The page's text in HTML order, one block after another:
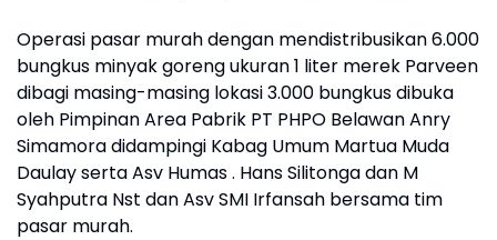
Operasi pasar murah dengan mendistribusikan 6.000
bungkus minyak goreng ukuran 1 liter merek Parveen
dibagi masing-masing lokasi 3.000 bungkus dibuka
oleh Pimpinan Area Pabrik PT PHPO Belawan Anry
Simamora didampingi Kabag Umum Martua Muda
Daulay serta Asv Humas . Hans Silitonga dan M
Syahputra Nst dan Asv SMI Irfansah bersama tim
pasar murah.